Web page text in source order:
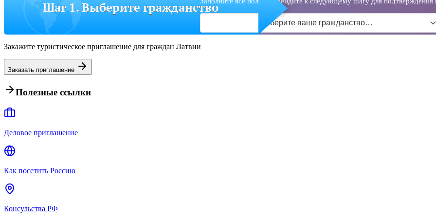
Шаг 1. Выберите гражданство
Выберите ваше гражданство…
Закажите туристическое приглашение для граждан Латвии
Заказать приглашение
Полезные ссылки
Деловое приглашение
Как посетить Россию
Консульства РФ